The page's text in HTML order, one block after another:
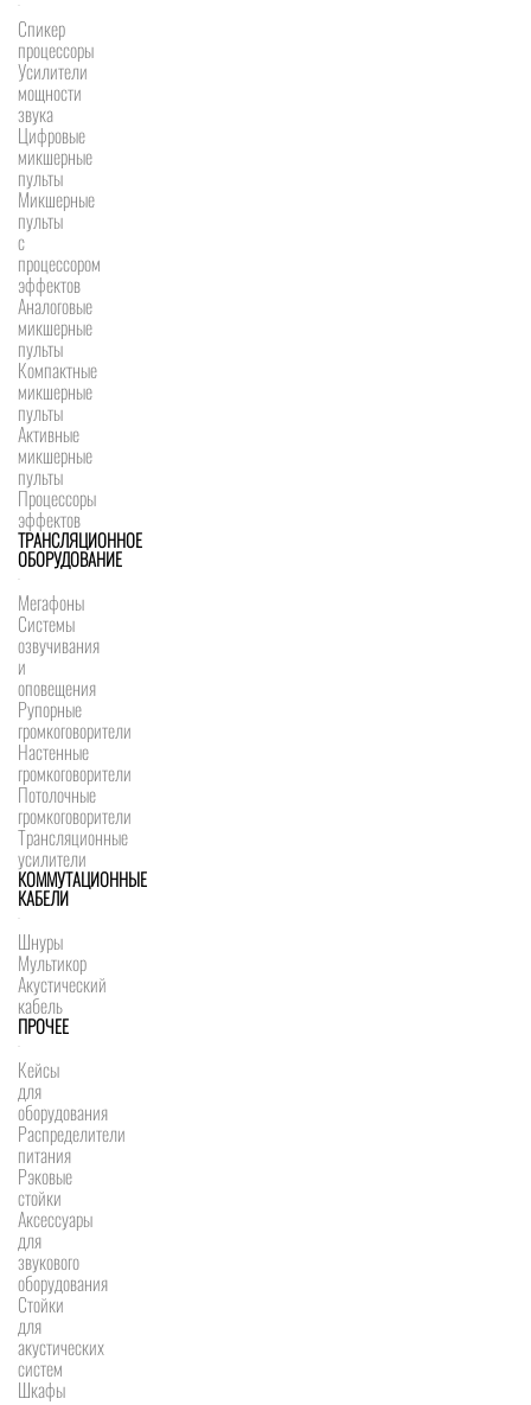
Спикер
процессоры
Усилители
мощности
звука
Цифровые
микшерные
пульты
Микшерные
пульты
с
процессором
эффектов
Аналоговые
микшерные
пульты
Компактные
микшерные
пульты
Активные
микшерные
пульты
Процессоры
эффектов
ТРАНСЛЯЦИОННОЕ
ОБОРУДОВАНИЕ
Мегафоны
Системы
озвучивания
и
оповещения
Рупорные
громкоговорители
Настенные
громкоговорители
Потолочные
громкоговорители
Трансляционные
усилители
КОММУТАЦИОННЫЕ
КАБЕЛИ
Шнуры
Мультикор
Акустический
кабель
ПРОЧЕЕ
Кейсы
для
оборудования
Распределители
питания
Рэковые
стойки
Аксессуары
для
звукового
оборудования
Стойки
для
акустических
систем
Шкафы